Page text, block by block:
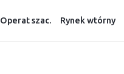
Operat szac. Rynek wtórny